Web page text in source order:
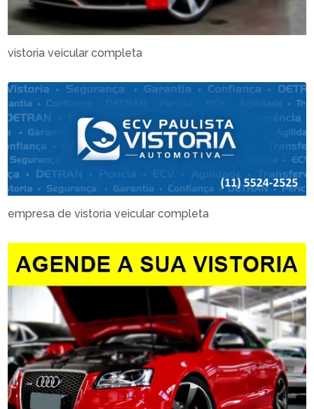
vistoria veicular completa
empresa de vistoria veicular completa